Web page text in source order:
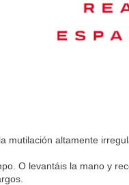
mutilación altamente
O levantáis la mano y